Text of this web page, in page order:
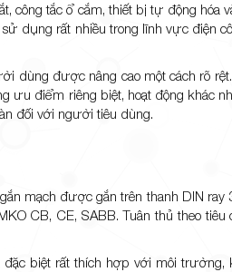
công tắc ổ cắm, thiết bị tự động hóa
dụng rất nhiều trong lĩnh vực điện
dùng được nâng cao một cách rõ
ưu điểm riêng biệt, hoạt động khác
đối với người tiêu dùng.
mạch được gắn trên thanh DIN
CB, CE, SABB. Tuân thủ theo tiêu
đặc biệt rất thích hợp với môi trường,